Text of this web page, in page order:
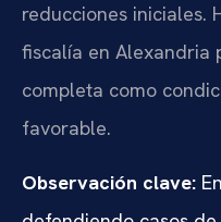
reducciones iniciales.
fiscalía en Alexandria
completa como
favorable.
Observación clave: